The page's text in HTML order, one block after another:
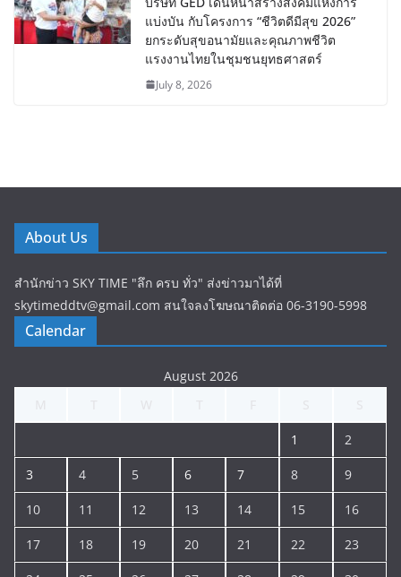
แบ่งบัน​ กับโครงการ “ชีวิตดีมีสุข 2026”
ยกระดับสุขอนามัยและคุณภาพชีวิต
แรงงานไทยในชุมชนยุทธศาสตร์
July 8, 2026
About Us
สำนักข่าว SKY TIME "ลึก ครบ ทั่ว" ส่งข่าวมาได้ที่
skytimeddtv@gmail.com สนใจลงโฆษณาติดต่อ 06-3190-5998
Calendar
August 2026
1 2
3 4 5 6 7 8 9
10 11 12 13 14 15 16
17 18 19 20 21 22 23